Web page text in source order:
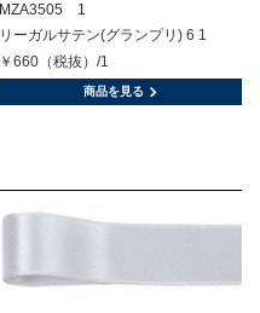
MZA3505 1
リーガルサテン(グランプリ) 6 1
￥660（税抜）/1
商品を見る